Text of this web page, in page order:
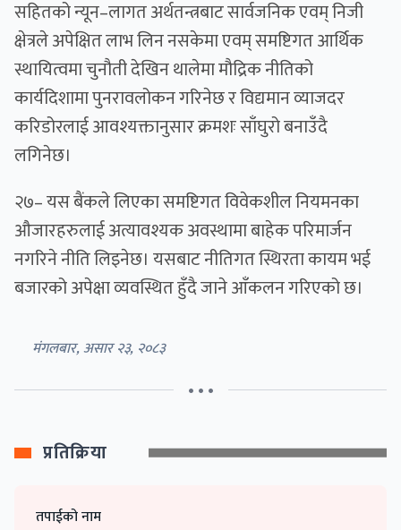
सहितको न्यून–लागत अर्थतन्त्रबाट सार्वजनिक एवम् निजी
क्षेत्रले अपेक्षित लाभ लिन नसकेमा एवम् समष्टिगत आर्थिक
स्थायित्वमा चुनौती देखिन थालेमा मौद्रिक नीतिको
कार्यदिशामा पुनरावलोकन गरिनेछ र विद्यमान व्याजदर
करिडोरलाई आवश्यक्तानुसार क्रमशः साँघुरो बनाउँदै
लगिनेछ।
२७– यस बैंकले लिएका समष्टिगत विवेकशील नियमनका
औजारहरुलाई अत्यावश्यक अवस्थामा बाहेक परिमार्जन
नगरिने नीति लिइनेछ। यसबाट नीतिगत स्थिरता कायम भई
बजारको अपेक्षा व्यवस्थित हुँदै जाने आँकलन गरिएको छ।
मंगलबार, असार २३, २०८३
• • •
प्रतिक्रिया
तपाईको नाम